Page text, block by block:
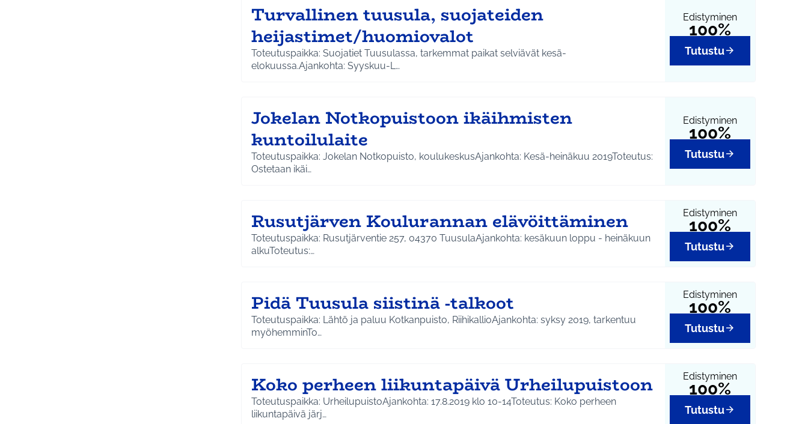
Turvallinen tuusula, suojateiden
heijastimet/huomiovalot
Toteutuspaikka: Suojatiet Tuusulassa, tarkemmat paikat selviävät kesä-
elokuussa.Ajankohta: Syyskuu-L…
Edistyminen
100%
Tutustu
Jokelan Notkopuistoon ikäihmisten
kuntoilulaite
Toteutuspaikka: Jokelan Notkopuisto, koulukeskusAjankohta: Kesä-heinäkuu 2019Toteutus:
Ostetaan ikäi…
Edistyminen
100%
Tutustu
Rusutjärven Koulurannan elävöittäminen
Toteutuspaikka: Rusutjärventie 257, 04370 TuusulaAjankohta: kesäkuun loppu - heinäkuun
alkuToteutus:…
Edistyminen
100%
Tutustu
Pidä Tuusula siistinä -talkoot
Toteutuspaikka: Lähtö ja paluu Kotkanpuisto, RiihikallioAjankohta: syksy 2019, tarkentuu
myöhemminTo…
Edistyminen
100%
Tutustu
Koko perheen liikuntapäivä Urheilupuistoon
Toteutuspaikka: UrheilupuistoAjankohta: 17.8.2019 klo 10-14Toteutus: Koko perheen
liikuntapäivä järj…
Edistyminen
100%
Tutustu